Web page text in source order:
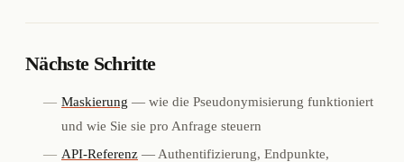
Nächste Schritte
Maskierung — wie die Pseudonymisierung funktioniert
und wie Sie sie pro Anfrage steuern
API-Referenz — Authentifizierung, Endpunkte,